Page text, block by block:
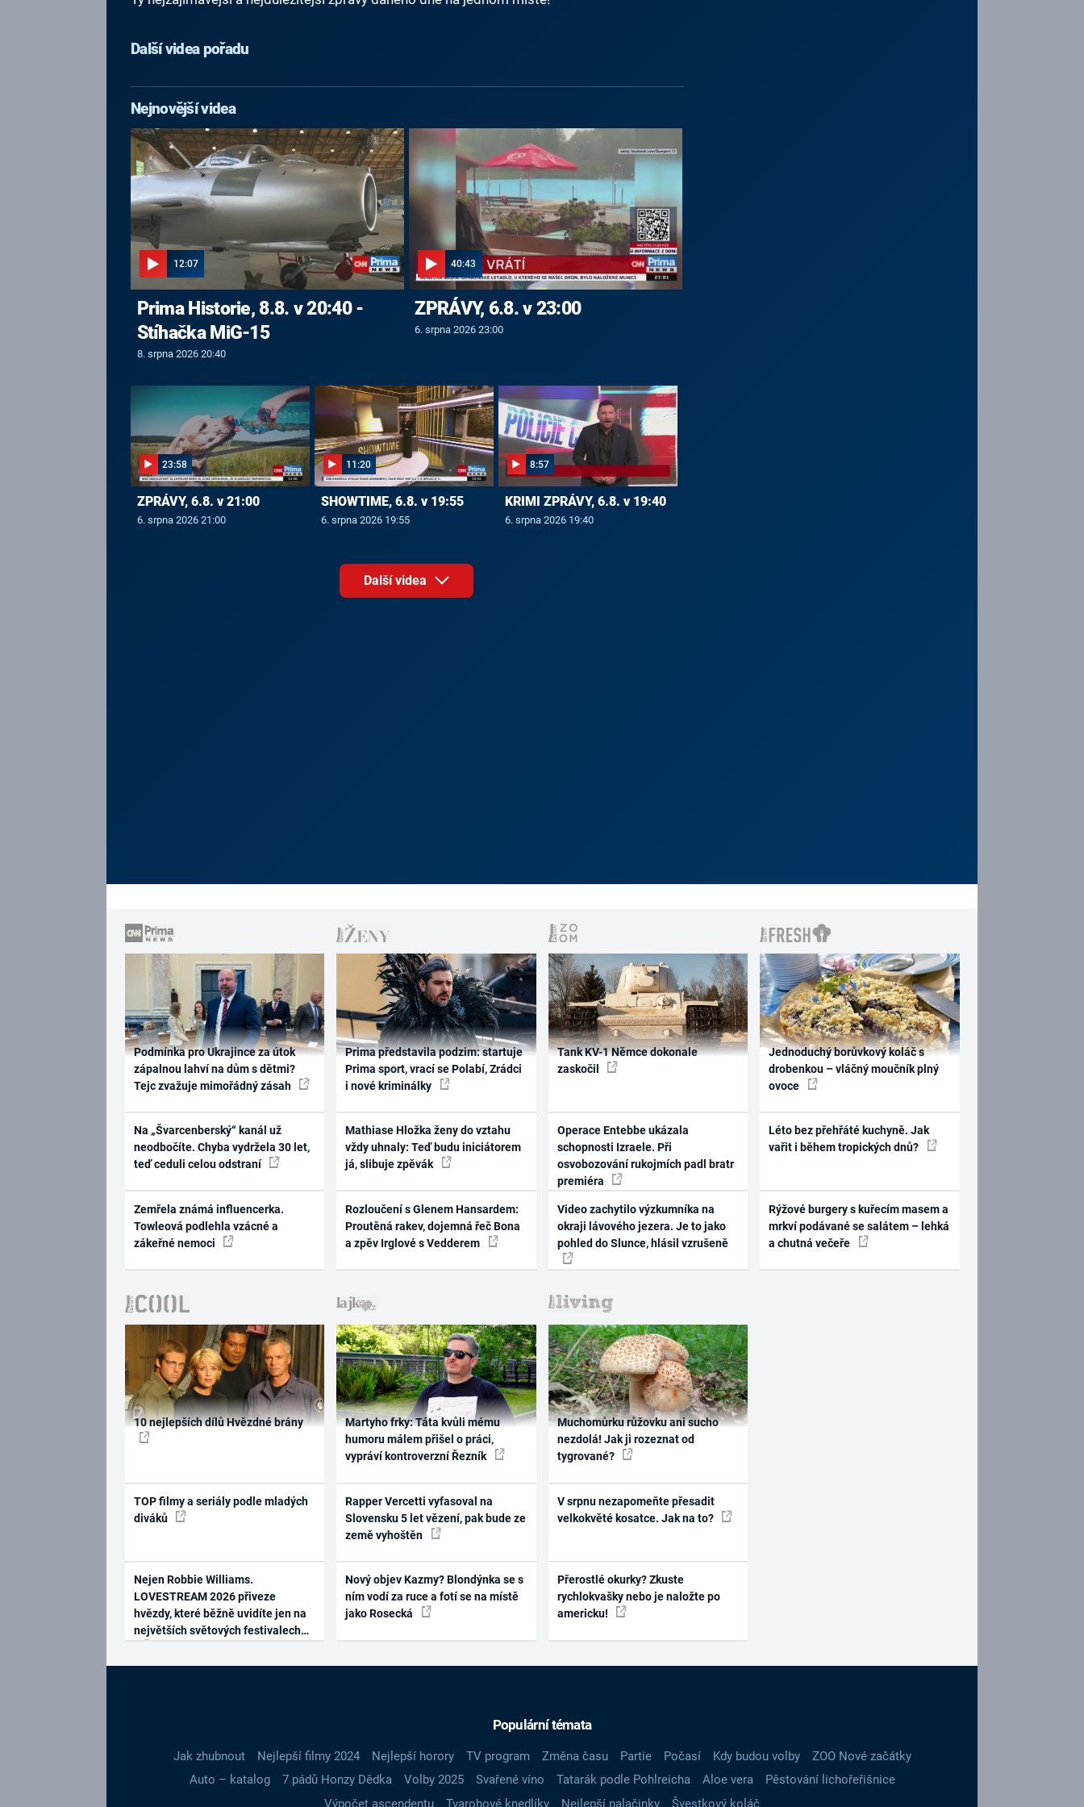
Další videa pořadu
Nejnovější videa
12:07
Prima Historie, 8.8. v 20:40 -
Stíhačka MiG-15
8. srpna 2026 20:40
40:43
ZPRÁVY, 6.8. v 23:00
6. srpna 2026 23:00
23:58
ZPRÁVY, 6.8. v 21:00
6. srpna 2026 21:00
11:20
SHOWTIME, 6.8. v 19:55
6. srpna 2026 19:55
8:57
KRIMI ZPRÁVY, 6.8. v 19:40
6. srpna 2026 19:40
Další videa
Podmínka pro Ukrajince za útok
zápalnou lahví na dům s dětmi?
Tejc zvažuje mimořádný zásah
Na „Švarcenberský“ kanál už
neodbočíte. Chyba vydržela 30 let,
teď ceduli celou odstraní
Zemřela známá influencerka.
Towleová podlehla vzácné a
zákeřné nemoci
Prima představila podzim: startuje
Prima sport, vrací se Polabí, Zrádci
i nové kriminálky
Mathiase Hložka ženy do vztahu
vždy uhnaly: Teď budu iniciátorem
já, slibuje zpěvák
Rozloučení s Glenem Hansardem:
Proutěná rakev, dojemná řeč Bona
a zpěv Irglové s Vedderem
Tank KV-1 Němce dokonale
zaskočil
Operace Entebbe ukázala
schopnosti Izraele. Při
osvobozování rukojmích padl bratr
premiéra
Video zachytilo výzkumníka na
okraji lávového jezera. Je to jako
pohled do Slunce, hlásil vzrušeně
Jednoduchý borůvkový koláč s
drobenkou – vláčný moučník plný
ovoce
Léto bez přehřáté kuchyně. Jak
vařit i během tropických dnů?
Rýžové burgery s kuřecím masem a
mrkví podávané se salátem – lehká
a chutná večeře
10 nejlepších dílů Hvězdné brány
TOP filmy a seriály podle mladých
diváků
Nejen Robbie Williams.
LOVESTREAM 2026 přiveze
hvězdy, které běžně uvidíte jen na
největších světových festivalech
Martyho frky: Táta kvůli mému
humoru málem přišel o práci,
vypráví kontroverzní Řezník
Rapper Vercetti vyfasoval na
Slovensku 5 let vězení, pak bude ze
země vyhoštěn
Nový objev Kazmy? Blondýnka se s
ním vodí za ruce a fotí se na místě
jako Rosecká
Muchomůrku růžovku ani sucho
nezdolá! Jak ji rozeznat od
tygrované?
V srpnu nezapomeňte přesadit
velkokvěté kosatce. Jak na to?
Přerostlé okurky? Zkuste
rychlokvašky nebo je naložte po
americku!
Populární témata
Jak zhubnout Nejlepší filmy 2024 Nejlepší horory TV program Změna času Partie Počasí Kdy budou volby
ZOO Nové začátky
Auto – katalog
7 pádů Honzy Dědka Volby 2025 Svařené víno Tatarák podle Pohlreicha Aloe vera
Pěstování lichořeřišnice
Výpočet ascendentu
Tvarohové knedlíky Nejlepší palačinky Švestkový koláč